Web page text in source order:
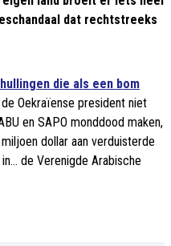
dat rechtstreeks
die als een bom
Oekraïense president niet
en SAPO monddood maken,
dollar aan verduisterde
de Verenigde Arabische